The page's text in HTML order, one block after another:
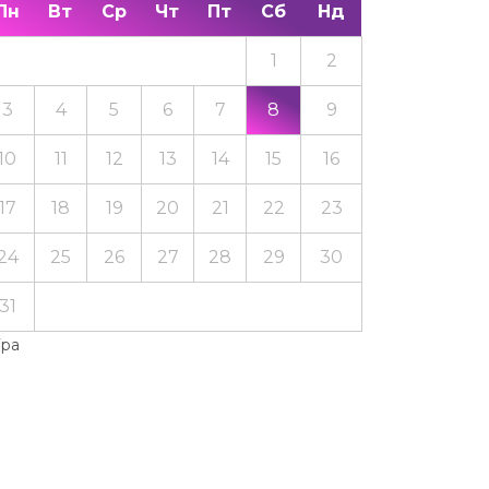
Вт Ср Чт Пт Сб Нд
1 2
3 4 5 6 7 8 9
11 12 13 14 15 16
18 19 20 21 22 23
25 26 27 28 29 30